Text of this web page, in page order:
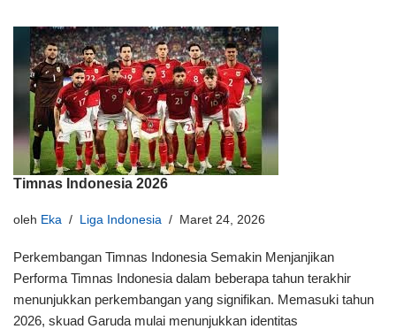
Timnas Indonesia 2026
oleh Eka Liga Indonesia Maret 24, 2026
Perkembangan Timnas Indonesia Semakin Menjanjikan
Performa Timnas Indonesia dalam beberapa tahun terakhir
menunjukkan perkembangan yang signifikan. Memasuki tahun
2026, skuad Garuda mulai menunjukkan identitas